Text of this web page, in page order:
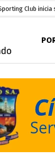
Club
formación
acuerdo
fiscaliza
Inauguró
de energía
de